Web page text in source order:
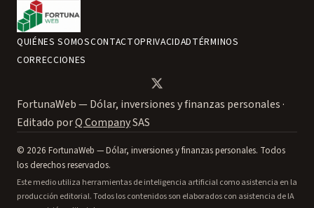
QUIÉNES SOMOSCONTACTOPRIVACIDADTÉRMINOS
CORRECCIONES
FortunaWeb — Dólar, inversiones y finanzas personales ·
Editado porQ CompanySAS
© 2026 FortunaWeb — Dólar, inversiones y finanzas personales. Todos
los derechos reservados.
Este medio utiliza herramientas de inteligencia artificial como asistencia en la
producción editorial. Todos los contenidos son elaborados con asistencia de IA